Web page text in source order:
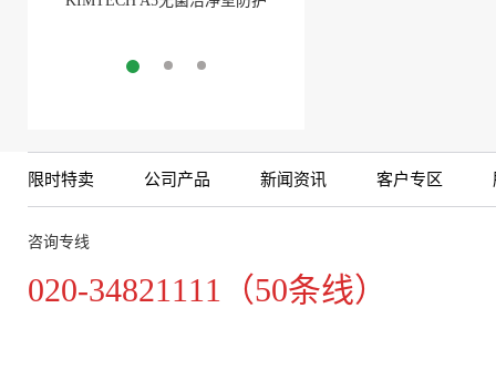
限时特卖 公司产品 新闻资讯 客户专区
咨询专线
020-34821111（50条线）